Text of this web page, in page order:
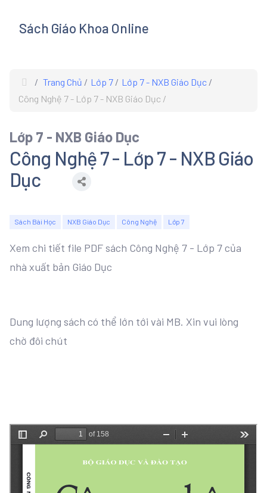
Sách Giáo Khoa Online
Trang Chủ Lớp 7
Lớp 7 - NXB Giáo Dục
Công Nghệ 7 - Lớp 7 - NXB Giáo Dục
Lớp 7 - NXB Giáo Dục
Công Nghệ 7 - Lớp 7 - NXB Giáo
Dục
Sách Bài Học NXB Giáo Dục Công Nghệ Lớp 7
Xem chi tiết file PDF sách Công Nghệ 7 - Lớp 7 của
nhà xuất bản Giáo Dục
Dung lượng sách có thể lớn tới vài MB. Xin vui lòng
chờ đôi chút